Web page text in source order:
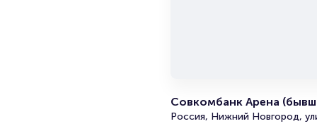
Совкомбанк Арена
Россия, Нижний Новгород,